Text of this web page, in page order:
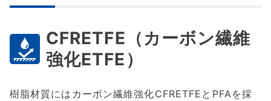
CFRETFE（カーボン繊維
強化ETFE）
樹脂材質にはカーボン繊維強化CFRETFEとPFAを採